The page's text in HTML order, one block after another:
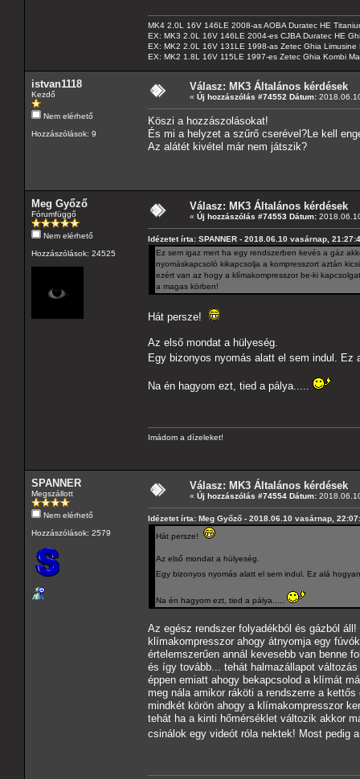
MK4 2.0L 16V 146LE 2008-as AOBA Duratec HE
EX: MK3 2.0L 16V 146LE 2004-es CJBA Duratec HE
EX: MK2 2.0L 16V 131LE 1998-as Zetec Ghia Limusine
EX: MK2 1.8L 16V 115LE 1997-es Zetec Ghia Kombi
istvan1118
Kezdő
Nem elérhető
Hozzászólások: 9
Válasz: MK3 Általános kérdések
« Új hozzászólás #74552 Dátum:
Köszi a hozzászolásokat!
És mi a helyzet a szűrő cserével?Le kell
Az alátét kivétel már nem játszik?
Meg Győző
Fórumfüggő
Nem elérhető
Hozzászólások: 24525
Válasz: MK3 Általános kérdések
« Új hozzászólás #74553 Dátum:
Idézetet írta: SPANNER - 2018.06.10 vasárnap,
Ez sem igaz mert ha egy rendszerben kevés a gáz
nyomáskapcsoló kikapcsolja a kompresszort aztán
ezért van az hogy a klímakompresszor be-ki
a magas körben!
Hát persze!
Az első mondat a hülyeség.
Egy bizonyos nyomás alatt el sem indul.
Na én hagyom ezt, tied a pálya.....
Imádom a dízeleket!
SPANNER
Megszállott
Nem elérhető
Hozzászólások: 2579
Válasz: MK3 Általános kérdések
« Új hozzászólás #74554 Dátum:
Idézetet írta: Meg Győző - 2018.06.10 vasárnap,
Hát persze!
Az első mondat a hülyeség.
Egy bizonyos nyomás alatt el sem indul. Ez alá
Na én hagyom ezt, tied a pálya.....
Az egész rendszer folyadékból és gázból
klímakompresszor ahogy átnyomja egy
értelemszerűen annál kevesebb van benne
és így tovább... tehát halmazállapot
éppen emiatt ahogy bekapcsolod a klímát
meg nála amikor ráköti a rendszerre a
mindkét körön ahogy a klímakompresszor
tehát ha a kinti hőmérséklet változik akkor
csinálok egy videót róla nektek! Most pedig